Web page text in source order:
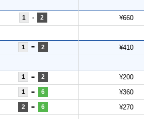
1 - 2 ¥660
1 = 2 ¥410
1 = 2 ¥200
1 = 6 ¥360
2 = 6 ¥270